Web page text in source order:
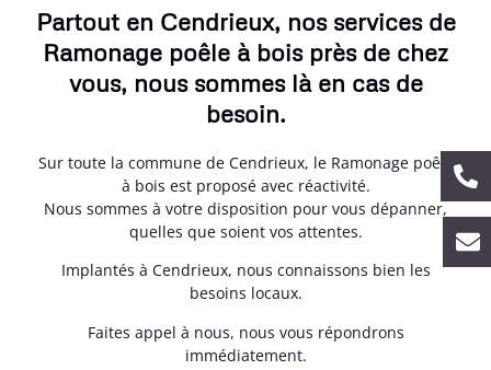
Partout en Cendrieux, nos services de
Ramonage poêle à bois près de chez
vous, nous sommes là en cas de
besoin.
Sur toute la commune de Cendrieux, le Ramonage poêle
à bois est proposé avec réactivité.
Nous sommes à votre disposition pour vous dépanner,
quelles que soient vos attentes.
Implantés à Cendrieux, nous connaissons bien les
besoins locaux.
Faites appel à nous, nous vous répondrons
immédiatement.